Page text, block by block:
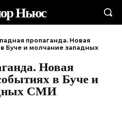
Ньюс
пропаганда. Новая
Буче и молчание западных
Новая
в Буче и
СМИ